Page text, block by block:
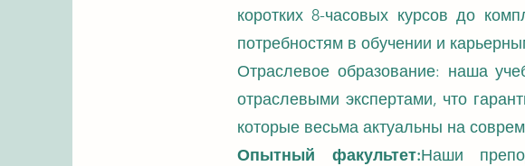
коротких 8-часовых курсов до
потребностям в обучении и
Отраслевое образование: наша
отраслевыми экспертами, что
которые весьма актуальны на
Опытный факультет:Наши